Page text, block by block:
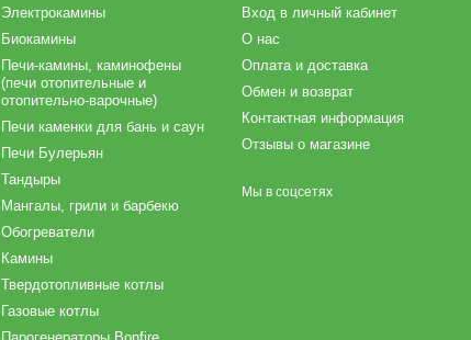
Электрокамины
Биокамины
Печи-камины, каминофены
(печи отопительные и
отопительно-варочные)
Печи каменки для бань и саун
Печи Булерьян
Тандыры
Мангалы, грили и барбекю
Обогреватели
Камины
Твердотопливные котлы
Газовые котлы
Вход в личный кабинет
О нас
Оплата и доставка
Обмен и возврат
Контактная информация
Отзывы о магазине
Мы в соцсетях